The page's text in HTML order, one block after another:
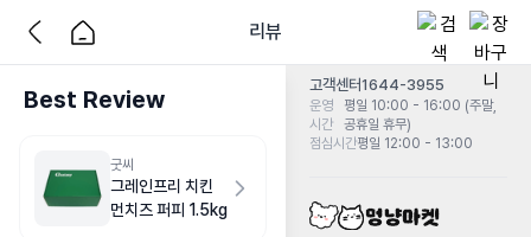
리뷰
Best Review
굿씨
그레인프리 치킨
먼치즈 퍼피 1.5kg
고객센터1644-3955
운영
시간
평일 10:00 - 16:00 (주말,
공휴일 휴무)
점심시간평일 12:00 - 13:00